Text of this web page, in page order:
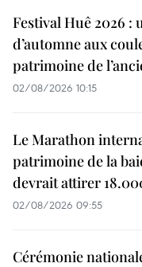
Festival Huê 2026 :
d’automne aux
patrimoine de
02/08/2026 10:15
Le Marathon
patrimoine de la
devrait attirer
02/08/2026 09:55
Cérémonie